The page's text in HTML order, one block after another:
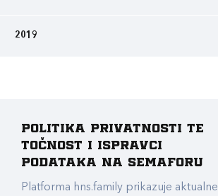
2019
Politika privatnosti te
točnost i ispravci
podataka na Semaforu
Platforma hns.family prikazuje aktualne